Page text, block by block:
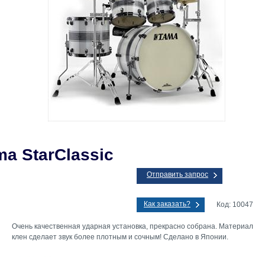
StarClassic
Отправить запрос
Как заказать? Код: 10047
Очень качественная ударная установка, прекрасно собрана. Материал
клен сделает звук более плотным и сочным! Сделано в Японии.